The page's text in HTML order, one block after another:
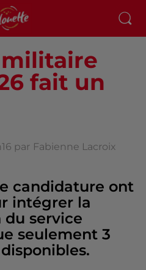
fait un
par Fabienne Lacroix
candidature ont
intégrer la
du service
seulement 3